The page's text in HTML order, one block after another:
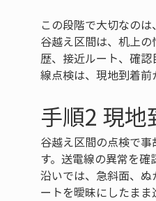
この段階で大切なの
谷越え区間は、机上
歴、接近ルート、確
線点検は、現地到着前
手順2 現
谷越え区間の点検で
す。送電線の異常を
沿いでは、急斜面、
ートを曖昧にしたまま